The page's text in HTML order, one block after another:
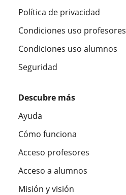
Política de privacidad
Condiciones uso profesores
Condiciones uso alumnos
Seguridad
Descubre más
Ayuda
Cómo funciona
Acceso profesores
Acceso a alumnos
Misión y visión